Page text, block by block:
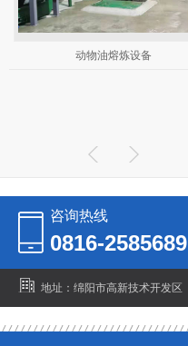
动物油熔炼设备
咨询热线
0816-2585689
地址：绵阳市高新技术开发区